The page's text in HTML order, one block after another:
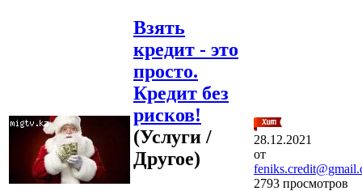
Взять
кредит - это
просто.
Кредит без
рисков!
(Услуги /
Другое)
28.12.2021
от
2793 просмотров